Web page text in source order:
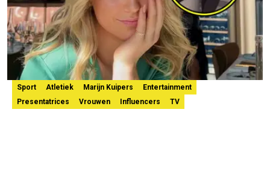
Sport Atletiek Marijn Kuipers
Entertainment
Presentatrices
Vrouwen Influencers TV